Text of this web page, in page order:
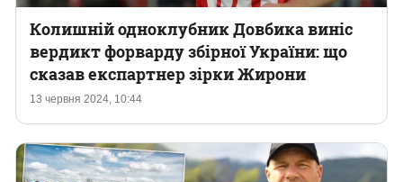
13 червня 2024, 10:44
Колишній одноклубник Довбика виніс
вердикт форварду збірної України: що
сказав експартнер зірки Жирони